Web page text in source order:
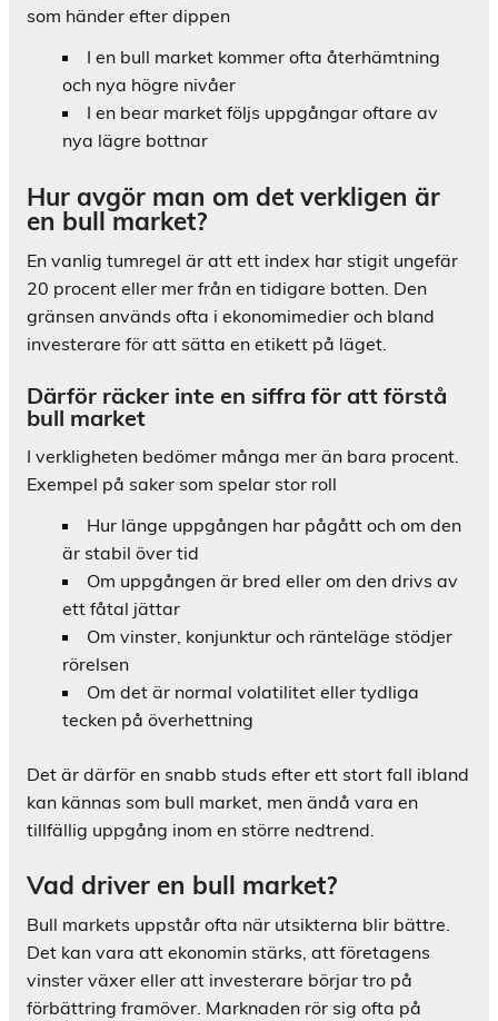
som händer efter dippen
I en bull market kommer ofta återhämtning
och nya högre nivåer
I en bear market följs uppgångar oftare av
nya lägre bottnar
Hur avgör man om det verkligen är
en bull market?
En vanlig tumregel är att ett index har stigit ungefär
20 procent eller mer från en tidigare botten. Den
gränsen används ofta i ekonomimedier och bland
investerare för att sätta en etikett på läget.
Därför räcker inte en siffra för att förstå
bull market
I verkligheten bedömer många mer än bara procent.
Exempel på saker som spelar stor roll
Hur länge uppgången har pågått och om den
är stabil över tid
Om uppgången är bred eller om den drivs av
ett fåtal jättar
Om vinster, konjunktur och ränteläge stödjer
rörelsen
Om det är normal volatilitet eller tydliga
tecken på överhettning
Det är därför en snabb studs efter ett stort fall ibland
kan kännas som bull market, men ändå vara en
tillfällig uppgång inom en större nedtrend.
Vad driver en bull market?
Bull markets uppstår ofta när utsikterna blir bättre.
Det kan vara att ekonomin stärks, att företagens
vinster växer eller att investerare börjar tro på
förbättring framöver. Marknaden rör sig ofta på